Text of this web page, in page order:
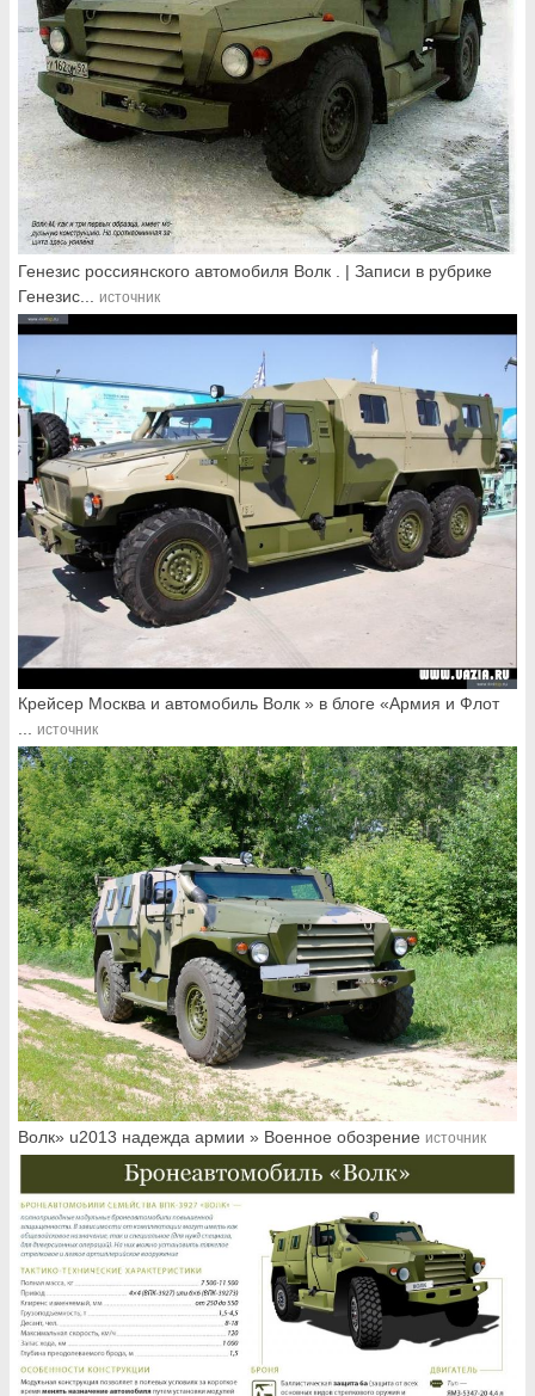
Генезис россиянского автомобиля Волк . | Записи в рубрике
Генезис...
источник
Крейсер Москва и автомобиль Волк » в блоге «Армия и Флот
... источник
Волк» u2013 надежда армии » Военное обозрение источник